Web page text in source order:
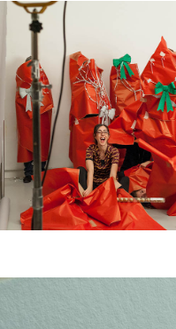
ALIVET